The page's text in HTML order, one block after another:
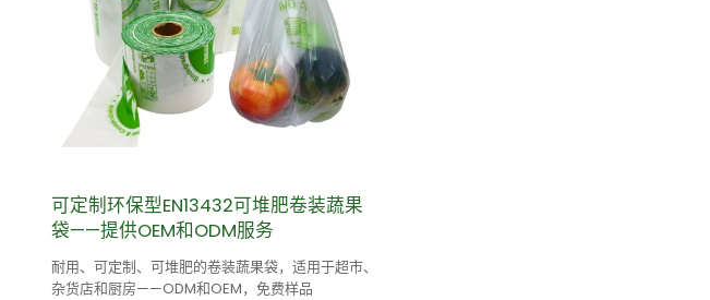
可定制环保型EN13432可堆肥卷装蔬果
袋——提供OEM和ODM服务
耐用、可定制、可堆肥的卷装蔬果袋，适用于超市、
杂货店和厨房——ODM和OEM，免费样品